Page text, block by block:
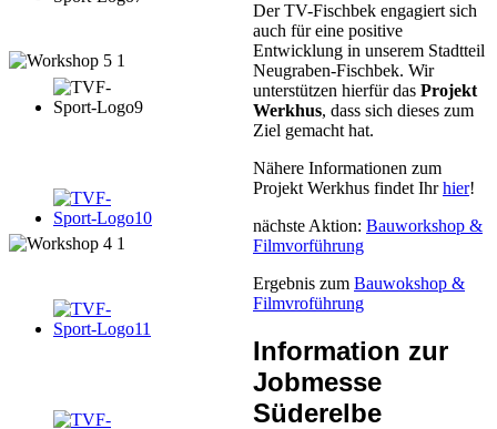
Der TV-Fischbek engagiert sich
auch für eine positive
Entwicklung in unserem Stadtteil
Neugraben-Fischbek. Wir
unterstützen hierfür das Projekt
Werkhus, dass sich dieses zum
Ziel gemacht hat.
Nähere Informationen zum
Projekt Werkhus findet Ihrhier!
nächste Aktion: Bauworkshop &
Filmvorführung
Ergebnis zum Bauwokshop &
Filmvroführung
Information zur
Jobmesse
Süderelbe